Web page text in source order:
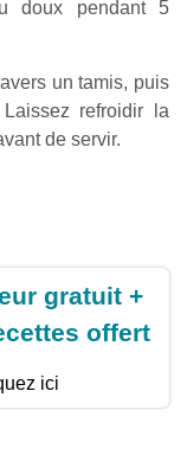
doux pendant 5
un tamis, puis
refroidir la
de servir.
gratuit +
offert
ici